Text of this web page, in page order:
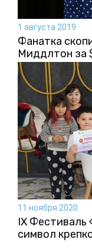
1 августа 2019
Фанатка
Миддлтон за
11 ноября 2020
IX Фестиваль
символ